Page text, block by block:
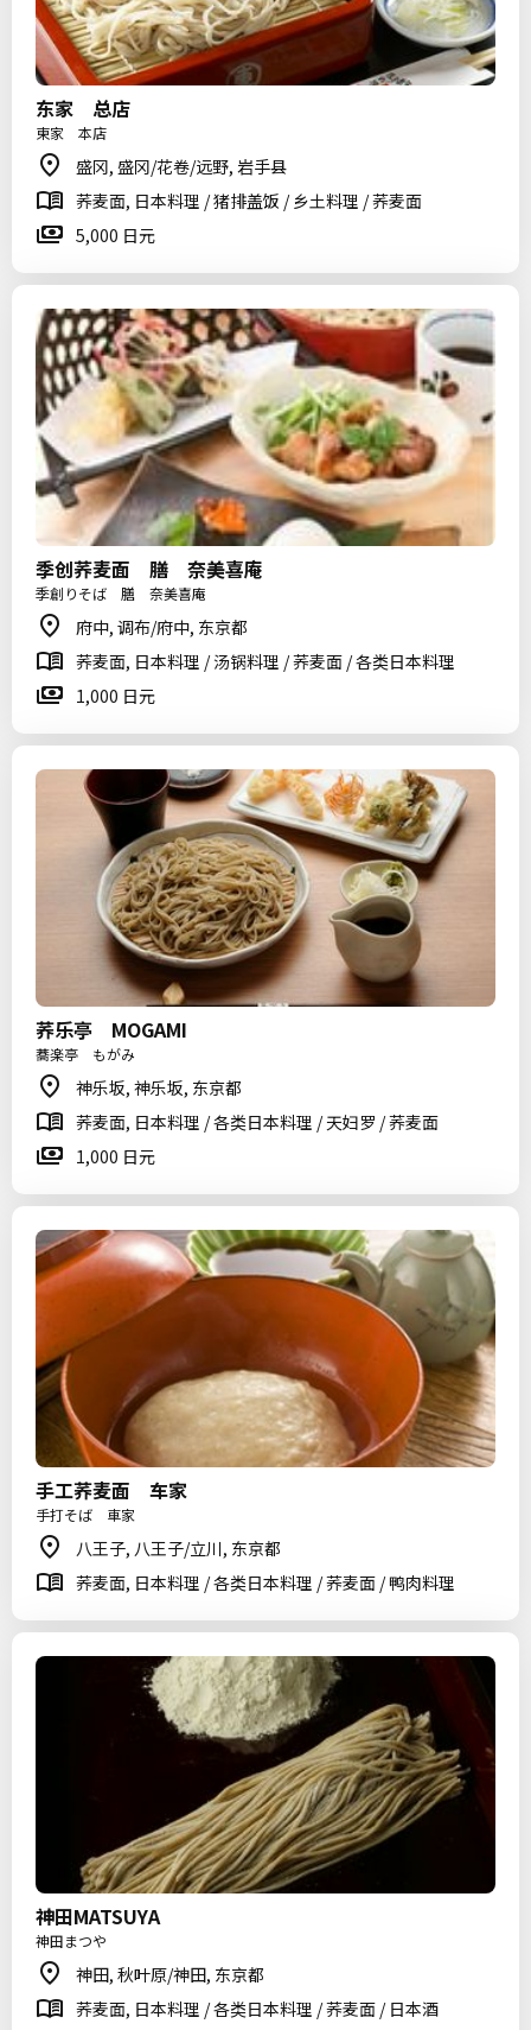
东家 总店
東家 本店
盛冈, 盛冈/花卷/远野, 岩手县
荞麦面, 日本料理 / 猪排盖饭 / 乡土料理 / 荞麦面
5,000 日元
季创荞麦面 膳 奈美喜庵
季創りそば 膳 奈美喜庵
府中, 调布/府中, 东京都
荞麦面, 日本料理 / 汤锅料理 / 荞麦面 / 各类日本料理
1,000 日元
荞乐亭 MOGAMI
蕎楽亭 もがみ
神乐坂, 神乐坂, 东京都
荞麦面, 日本料理 / 各类日本料理 / 天妇罗 / 荞麦面
1,000 日元
手工荞麦面 车家
手打そば 車家
八王子, 八王子/立川, 东京都
荞麦面, 日本料理 / 各类日本料理 / 荞麦面 / 鸭肉料理
神田MATSUYA
神田まつや
神田, 秋叶原/神田, 东京都
荞麦面, 日本料理 / 各类日本料理 / 荞麦面 / 日本酒